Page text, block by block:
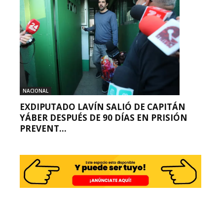
NACIONAL
EXDIPUTADO LAVÍN SALIÓ DE CAPITÁN
YÁBER DESPUÉS DE 90 DÍAS EN PRISIÓN
PREVENT...